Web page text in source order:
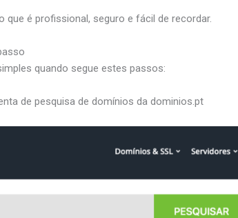
que é profissional, seguro e fácil de recordar.
quando segue estes passos:
de pesquisa de domínios da dominios.pt